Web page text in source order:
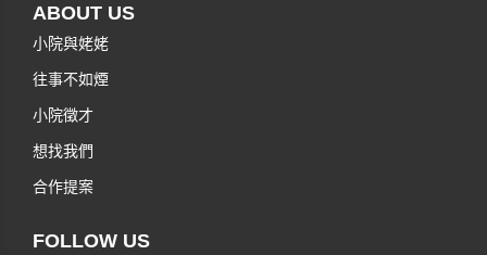
ABOUT US
小院與姥姥
往事不如煙
小院徵才
想找我們
合作提案
FOLLOW US